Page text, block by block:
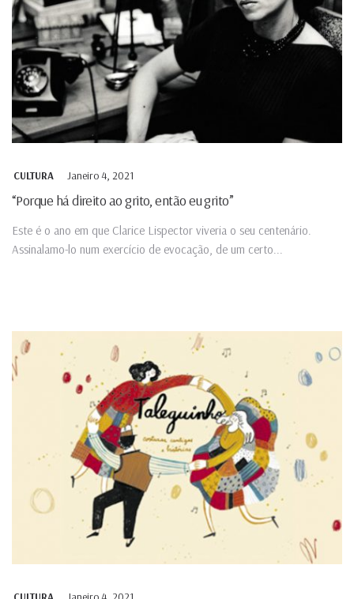
CULTURA Janeiro 4, 2021
“Porque há direito ao grito, então eu grito”
Este é o ano em que Clarice Lispector viveria o seu centenário.
Assinalamo-lo num exercício de evocação, de um certo...
CULTURA